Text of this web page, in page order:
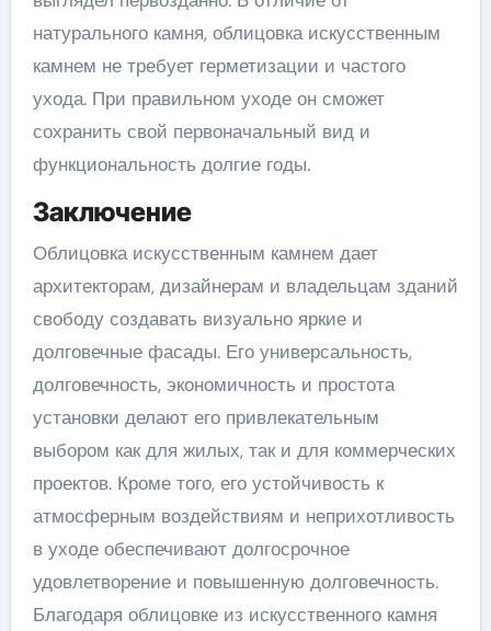
натурального камня, облицовка искусственным
камнем не требует герметизации и частого
ухода. При правильном уходе он сможет
сохранить свой первоначальный вид и
функциональность долгие годы.
Заключение
Облицовка искусственным камнем дает
архитекторам, дизайнерам и владельцам зданий
свободу создавать визуально яркие и
долговечные фасады. Его универсальность,
долговечность, экономичность и простота
установки делают его привлекательным
выбором как для жилых, так и для коммерческих
проектов. Кроме того, его устойчивость к
атмосферным воздействиям и неприхотливость
в уходе обеспечивают долгосрочное
удовлетворение и повышенную долговечность.
Благодаря облицовке из искусственного камня